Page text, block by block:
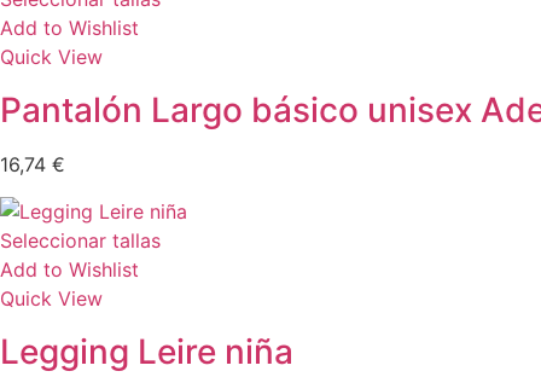
Add to Wishlist
Quick View
Pantalón Largo básico unisex
16,74 €
Seleccionar tallas
Add to Wishlist
Quick View
Legging Leire niña